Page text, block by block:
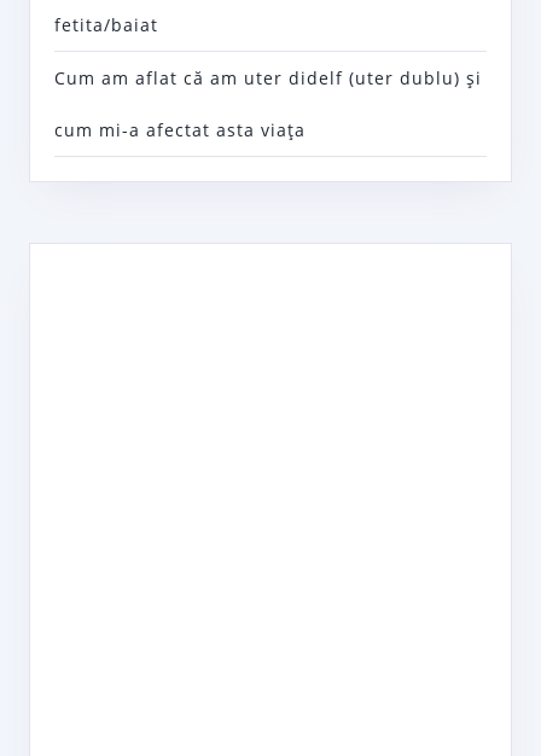
fetita/baiat
Cum am aflat că am uter didelf (uter dublu) şi
cum mi-a afectat asta viaţa